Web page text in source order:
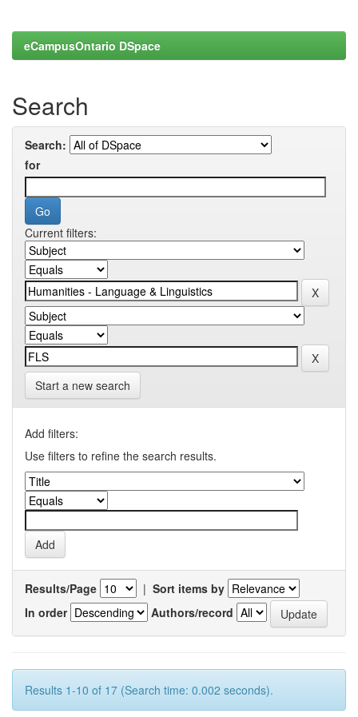
eCampusOntario DSpace
Search
Search:
for
Current filters:
Start a new search
Add filters:
Use filters to refine the search results.
Results/Page | Sort items by
In order
Authors/record
Results 1-10 of 17 (Search time: 0.002 seconds).